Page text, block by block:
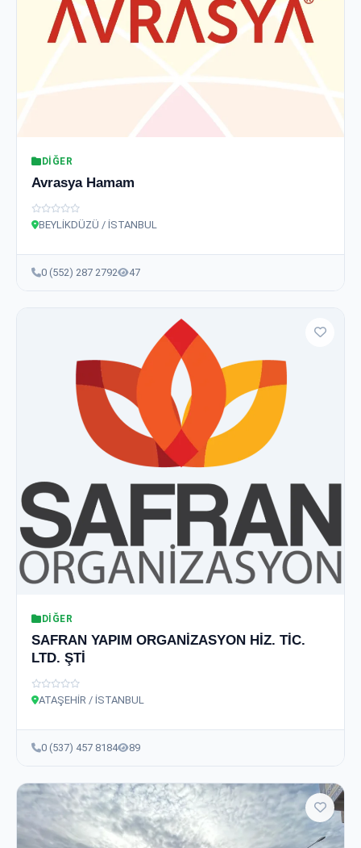
DIĞER
Avrasya Hamam
BEYLİKDÜZÜ / İSTANBUL
0 (552) 287 2792 47
DIĞER
SAFRAN YAPIM ORGANİZASYON HİZ. TİC.
LTD. ŞTİ
ATAŞEHİR / İSTANBUL
0 (537) 457 8184 89